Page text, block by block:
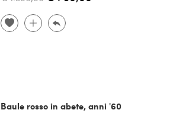
Baule rosso in abete, anni '60